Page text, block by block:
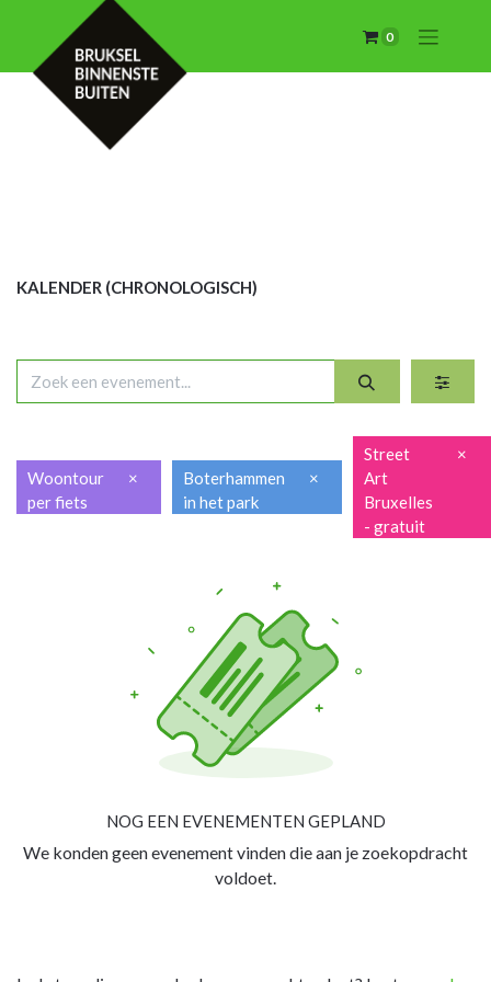
0
KALENDER (CHRONOLOGISCH)
Woontour
per fiets
×
Boterhammen
in het park
×
Street
Art
Bruxelles
- gratuit
×
NOG EEN EVENEMENTEN GEPLAND
We konden geen evenement vinden die aan je zoekopdracht
voldoet.